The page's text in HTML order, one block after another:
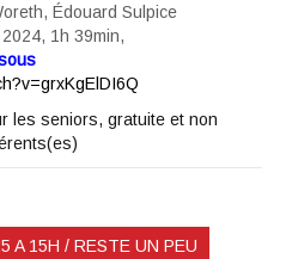
Édouard Sulpice
, 1h 39min,
les seniors, gratuite et non
A 15H / RESTE UN PEU